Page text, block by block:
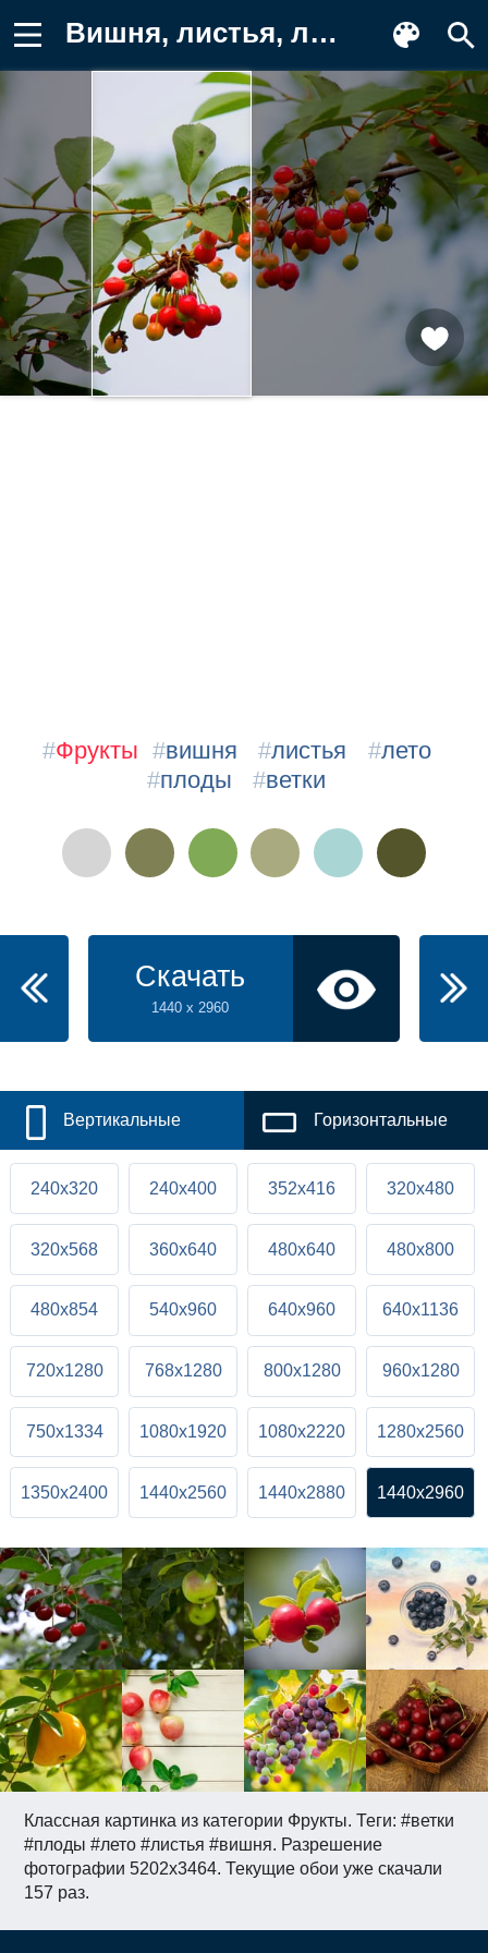
Вишня, листья, лето, плоды, ветки Картинка на телефон
Классная картинка из категории Фрукты. Теги: #ветки
#плоды #лето #листья #вишня. Разрешение
фотографии 5202x3464. Текущие обои уже скачали
157 раз.
#Фрукты #вишня #листья #лето
#плоды #ветки
Скачать
1440 x 2960
Вертикальные Горизонтальные
240x320 240x400 352x416 320x480
320x568 360x640 480x640 480x800
480x854 540x960 640x960 640x1136
720x1280 768x1280 800x1280 960x1280
750x1334 1080x1920 1080x2220 1280x2560
1350x2400 1440x2560 1440x2880 1440x2960